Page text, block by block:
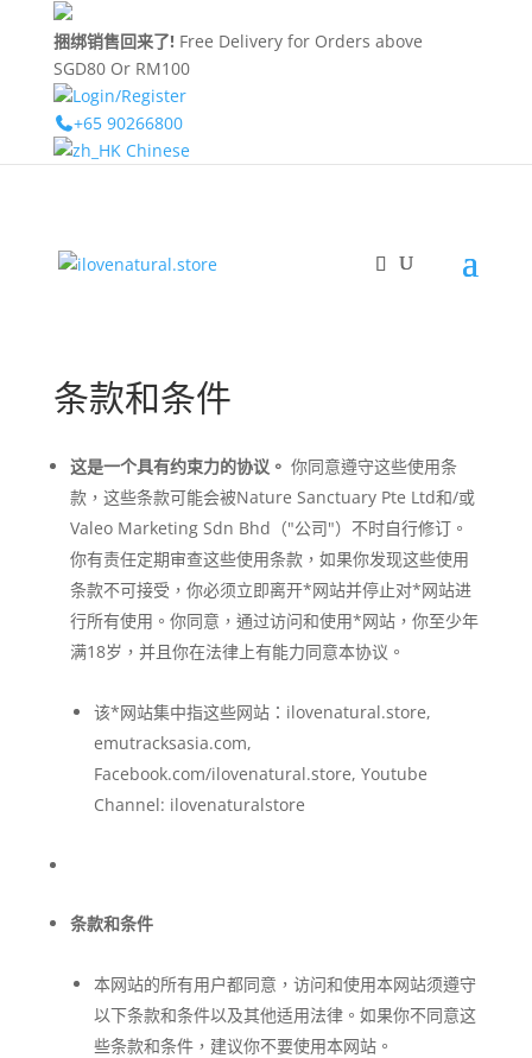
捆绑销售回来了!Free Delivery for Orders above
SGD80 Or RM100
Login/Register
+65 90266800
Chinese
条款和条件
这是一个具有约束力的协议。 你同意遵守这些使用条
款，这些条款可能会被Nature Sanctuary Pte Ltd和/或
Valeo Marketing Sdn Bhd（"公司"）不时自行修订。
你有责任定期审查这些使用条款，如果你发现这些使用
条款不可接受，你必须立即离开*网站并停止对*网站进
行所有使用。你同意，通过访问和使用*网站，你至少年
满18岁，并且你在法律上有能力同意本协议。
该*网站集中指这些网站：ilovenatural.store,
emutracksasia.com,
Facebook.com/ilovenatural.store, Youtube
Channel: ilovenaturalstore
条款和条件
本网站的所有用户都同意，访问和使用本网站须遵守
以下条款和条件以及其他适用法律。如果你不同意这
些条款和条件，建议你不要使用本网站。